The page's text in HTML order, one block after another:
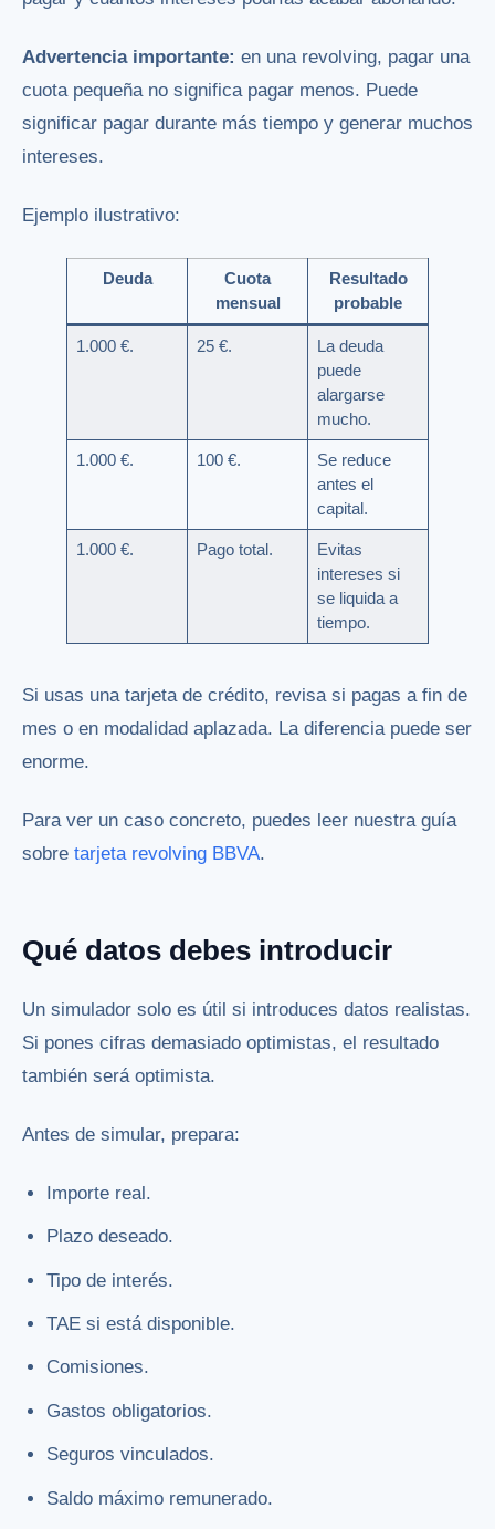
Advertencia importante: en una revolving, pagar una
cuota pequeña no significa pagar menos. Puede
significar pagar durante más tiempo y generar muchos
intereses.
Ejemplo ilustrativo:
Deuda
Cuota
mensual
Resultado
probable
1.000 €. 25 €.
La deuda
puede
alargarse
mucho.
1.000 €. 100 €.
Se reduce
antes el
capital.
1.000 €. Pago total.
Evitas
intereses si
se liquida a
tiempo.
Si usas una tarjeta de crédito, revisa si pagas a fin de
mes o en modalidad aplazada. La diferencia puede ser
enorme.
Para ver un caso concreto, puedes leer nuestra guía
sobre tarjeta revolving BBVA.
Qué datos debes introducir
Un simulador solo es útil si introduces datos realistas.
Si pones cifras demasiado optimistas, el resultado
también será optimista.
Antes de simular, prepara:
Importe real.
Plazo deseado.
Tipo de interés.
TAE si está disponible.
Comisiones.
Gastos obligatorios.
Seguros vinculados.
Saldo máximo remunerado.